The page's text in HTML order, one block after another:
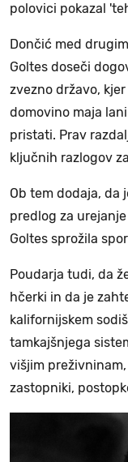
polovici pokazal
Dončić med
Goltes doseči
zvezno državo,
domovino maja
pristati. Prav
ključnih razlogov
Ob tem dodaja, da
predlog za
Goltes sprožila
Poudarja tudi, da
hčerki in da je
kalifornijskem
tamkajšnjega
višjim
zastopniki,